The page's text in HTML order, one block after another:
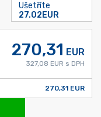
Ušetříte
27.02EUR
270,31 EUR
327,08 EUR s DPH
270,31 EUR